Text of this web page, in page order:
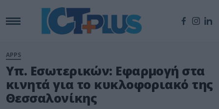
APPS
Υπ. Εσωτερικών: Εφαρμογή στα
κινητά για το κυκλοφοριακό της
Θεσσαλονίκης